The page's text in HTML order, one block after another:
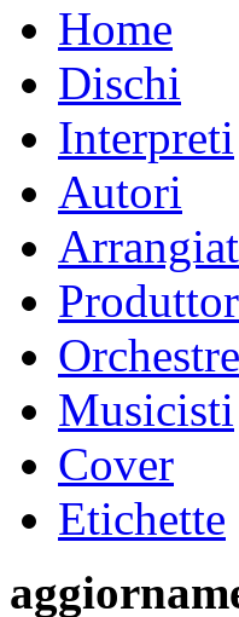
Home
Dischi
Interpreti
Autori
Orchestre
Musicisti
Cover
Etichette